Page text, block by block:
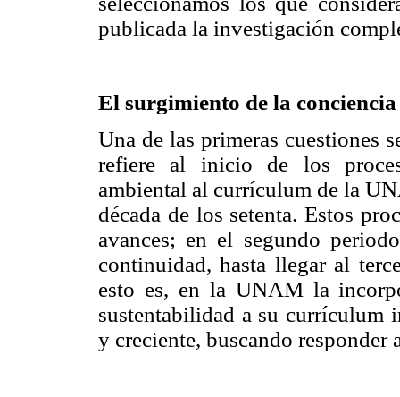
publicada la investigación
El surgimiento de la
Una de las primeras cuestiones
refiere al inicio de los
ambiental al currículum de la
década de los setenta. Estos
avances; en el segundo
continuidad, hasta llegar al
esto es, en la UNAM la
sustentabilidad a su currículum
y creciente, buscando